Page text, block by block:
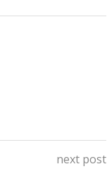
next post